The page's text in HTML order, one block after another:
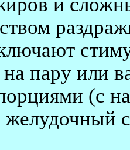
на пару или
(с